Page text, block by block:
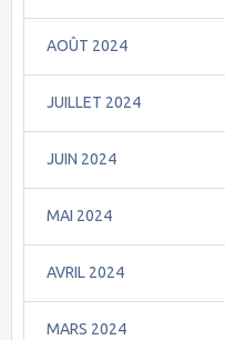
AOÛT 2024
JUILLET 2024
JUIN 2024
MAI 2024
AVRIL 2024
MARS 2024